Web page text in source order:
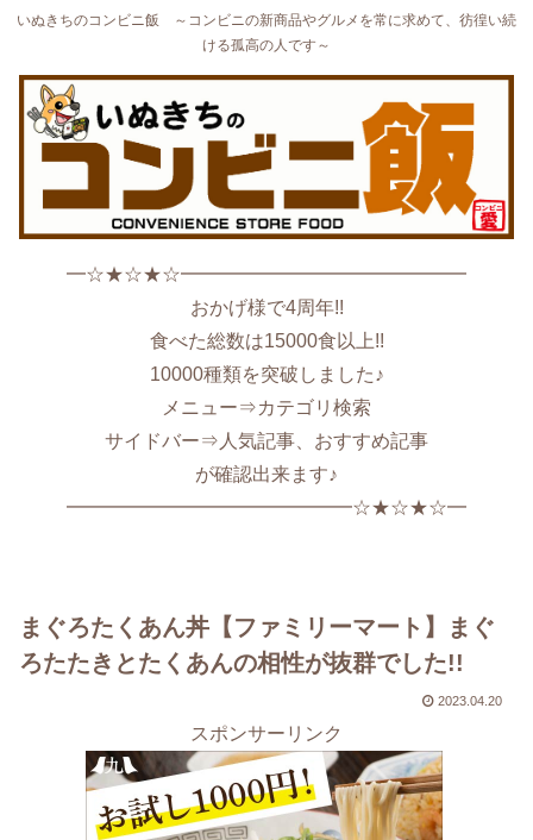
いぬきちのコンビニ飯 ～コンビニの新商品やグルメを常に求めて、彷徨い続
ける孤高の人です～
━☆★☆★☆━━━━━━━━━━━━━━━
おかげ様で4周年!!
食べた総数は15000食以上!!
10000種類を突破しました♪
メニュー⇒カテゴリ検索
サイドバー⇒人気記事、おすすめ記事
が確認出来ます♪
━━━━━━━━━━━━━━━☆★☆★☆━
まぐろたくあん丼【ファミリーマート】まぐ
ろたたきとたくあんの相性が抜群でした!!
2023.04.20
スポンサーリンク